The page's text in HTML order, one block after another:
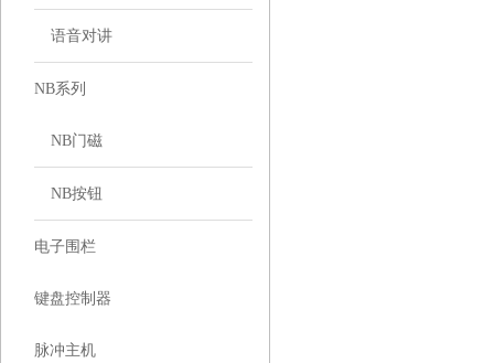
语音对讲
NB系列
NB门磁
NB按钮
电子围栏
键盘控制器
脉冲主机